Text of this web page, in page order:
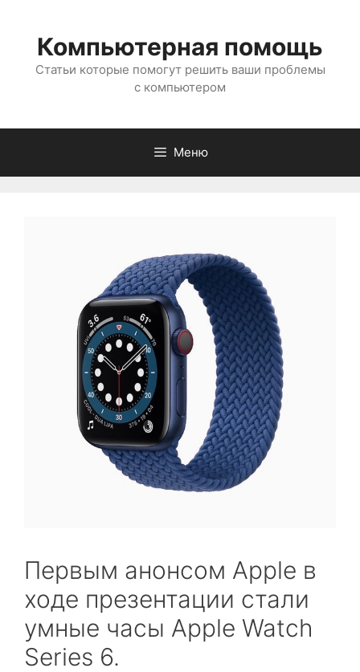
содержимому
Компьютерная помощь
Статьи которые помогут решить ваши проблемы
с компьютером
Меню
Первым анонсом Apple в
ходе презентации стали
умные часы Apple Watch
Series 6.